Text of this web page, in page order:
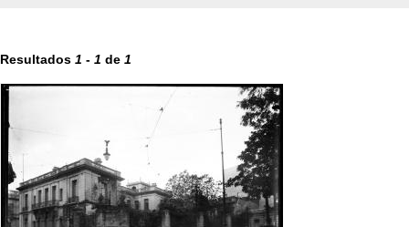
Resultados 1 - 1 de 1